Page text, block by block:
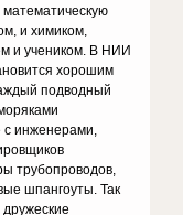
математическую
и химиком,
и учеником. В НИИ
хорошим
подводный
с инженерами,
трубопроводов,
шпангоуты. Так